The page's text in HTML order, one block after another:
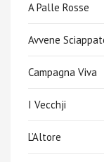
A Palle Rosse
Avvene
Campagna Viva
I Vecchji
L’Altore